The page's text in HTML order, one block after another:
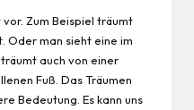
Zum Beispiel träumt
Oder man sieht eine im
auch von einer
Fuß. Das Träumen
Bedeutung. Es kann uns